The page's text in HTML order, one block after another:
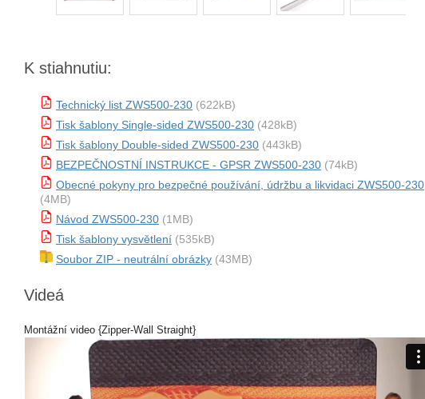
K stiahnutiu:
Technický list ZWS500-230 (622kB)
Tisk šablony Single-sided ZWS500-230 (428kB)
Tisk šablony Double-sided ZWS500-230 (443kB)
BEZPEČNOSTNÍ INSTRUKCE - GPSR ZWS500-230 (74kB)
Obecné pokyny pro bezpečné používání, údržbu a likvidaci ZWS500-230
(4MB)
Návod ZWS500-230 (1MB)
Tisk šablony vysvětlení (535kB)
Soubor ZIP - neutrální obrázky (43MB)
Videá
Montážní video {Zipper-Wall Straight}